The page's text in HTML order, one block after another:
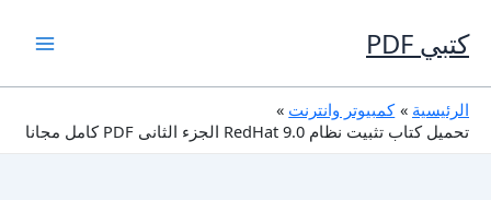
إلى
المحتوى
كتبي PDF
الرئيسية
كمبيوتر وانترنت
تحميل كتاب تثبيت نظام RedHat 9.0 الجزء الثانى PDF كامل مجانا